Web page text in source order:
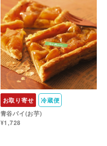
お取り寄せ
冷蔵便
青谷パイ(お芋)
¥1,728